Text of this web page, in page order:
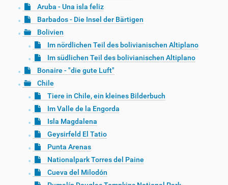
Aruba - Una isla feliz
Barbados - Die Insel der Bärtigen
Bolivien
Im nördlichen Teil des bolivianischen Altiplano
Im südlichen Teil des bolivianischen Altiplano
Bonaire - "die gute Luft"
Chile
Tiere in Chile, ein kleines Bilderbuch
Im Valle de la Engorda
Isla Magdalena
Geysirfeld El Tatio
Punta Arenas
Nationalpark Torres del Paine
Cueva del Milodón